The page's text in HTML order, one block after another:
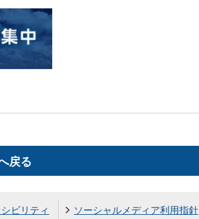
戻る
ビリティ ソーシャルメディア利用指針